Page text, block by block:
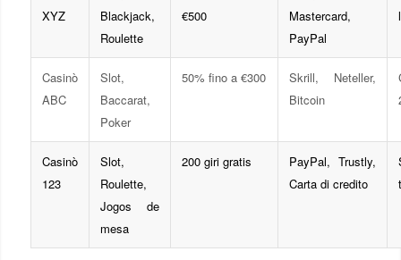
XYZ
Blackjack,
Roulette
€500
Mastercard,
PayPal
Casinò
ABC
Slot,
Baccarat,
Poker
50% fino a €300
Skrill, Neteller,
Bitcoin
Casinò
123
Slot,
Roulette,
Jogos de
mesa
200 giri gratis
PayPal, Trustly,
Carta di credito